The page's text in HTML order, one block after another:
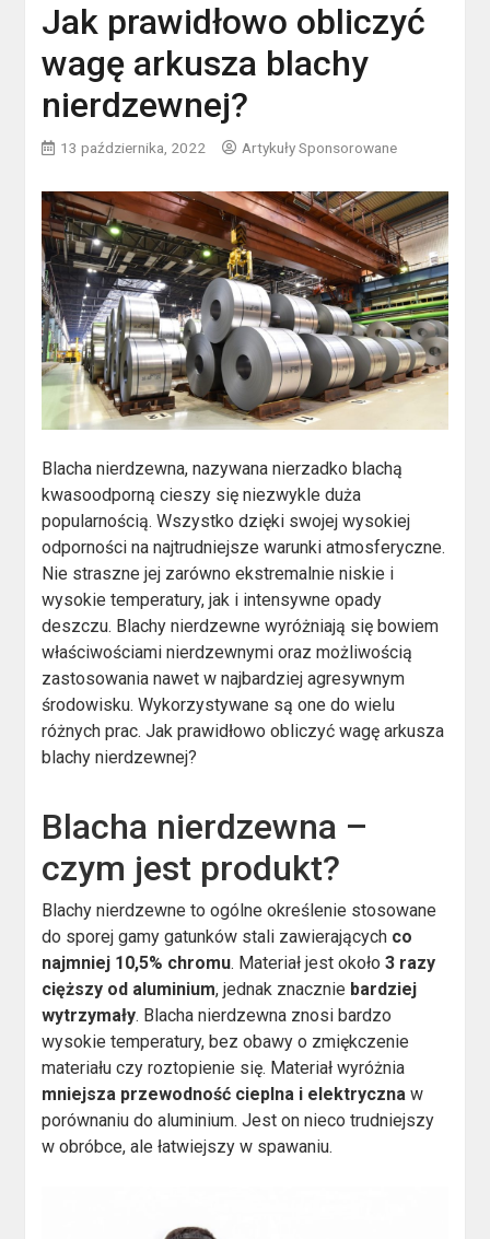
Jak prawidłowo obliczyć
wagę arkusza blachy
nierdzewnej?
13 października, 2022 Artykuły Sponsorowane
Blacha nierdzewna, nazywana nierzadko blachą
kwasoodporną cieszy się niezwykle duża
popularnością. Wszystko dzięki swojej wysokiej
odporności na najtrudniejsze warunki atmosferyczne.
Nie straszne jej zarówno ekstremalnie niskie i
wysokie temperatury, jak i intensywne opady
deszczu. Blachy nierdzewne wyróżniają się bowiem
właściwościami nierdzewnymi oraz możliwością
zastosowania nawet w najbardziej agresywnym
środowisku. Wykorzystywane są one do wielu
różnych prac. Jak prawidłowo obliczyć wagę arkusza
blachy nierdzewnej?
Blacha nierdzewna –
czym jest produkt?
Blachy nierdzewne to ogólne określenie stosowane
do sporej gamy gatunków stali zawierających co
najmniej 10,5% chromu. Materiał jest około3 razy
cięższy od aluminium, jednak znacznie bardziej
wytrzymały. Blacha nierdzewna znosi bardzo
wysokie temperatury, bez obawy o zmiękczenie
materiału czy roztopienie się. Materiał wyróżnia
mniejsza przewodność cieplna i elektryczna w
porównaniu do aluminium. Jest on nieco trudniejszy
w obróbce, ale łatwiejszy w spawaniu.